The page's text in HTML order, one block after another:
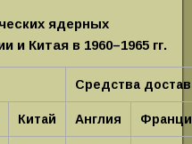
ядерных
и Китая в 1960–1965 гг.
Средства
Китай Англия